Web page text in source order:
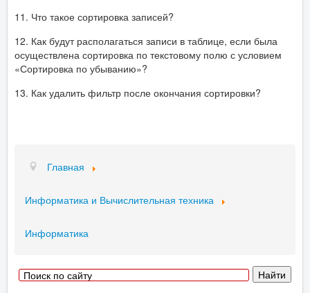
11. Что такое сортировка записей?
12. Как будут располагаться записи в таблице, если была
осуществлена сортировка по текстовому полю с условием
«Сортировка по убыванию»?
13. Как удалить фильтр после окончания сортировки?
Главная
Информатика и Вычислительная техника
Информатика